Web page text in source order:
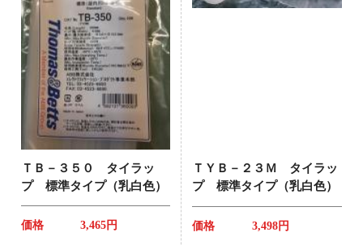
ＴＢ－３５０ タイラッ
プ 標準タイプ（乳白色）
価格 3,465円
ＴＹＢ－２３Ｍ タイラッ
プ 標準タイプ（乳白色）
価格 3,498円